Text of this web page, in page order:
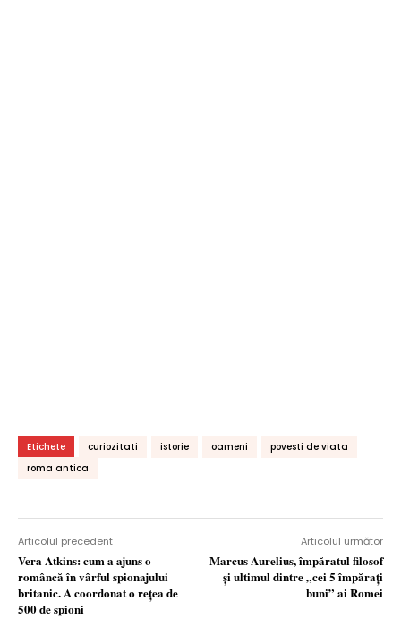
Etichete curiozitati istorie oameni
povesti de viata
roma antica
Articolul precedent
Vera Atkins: cum a ajuns o
româncă în vârful spionajului
britanic. A coordonat o reţea de
500 de spioni
Articolul următor
Marcus Aurelius, împăratul filosof
şi ultimul dintre „cei 5 împăraţi
buni” ai Romei